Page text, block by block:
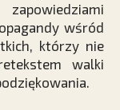
wśród
którzy nie
walki